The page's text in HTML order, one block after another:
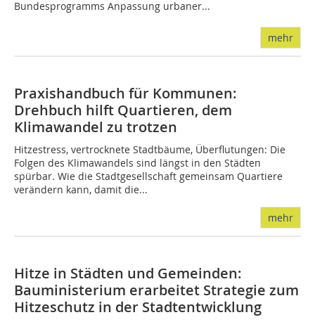
Bundesprogramms Anpassung urbaner...
mehr
Praxishandbuch für Kommunen:
Drehbuch hilft Quartieren, dem
Klimawandel zu trotzen
Hitzestress, vertrocknete Stadtbäume, Überflutungen: Die
Folgen des Klimawandels sind längst in den Städten
spürbar. Wie die Stadtgesellschaft gemeinsam Quartiere
verändern kann, damit die...
mehr
Hitze in Städten und Gemeinden:
Bauministerium erarbeitet Strategie zum
Hitzeschutz in der Stadtentwicklung